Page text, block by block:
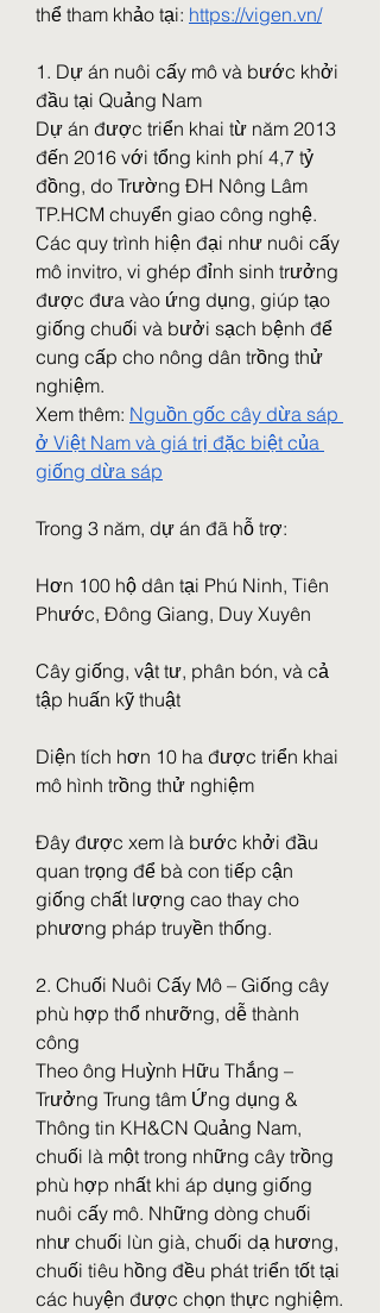
thể tham khảo tại: https://vigen.vn/
1. Dự án nuôi cấy mô và bước khởi
đầu tại Quảng Nam
Dự án được triển khai từ năm 2013
đến 2016 với tổng kinh phí 4,7 tỷ
đồng, do Trường ĐH Nông Lâm
TP.HCM chuyển giao công nghệ.
Các quy trình hiện đại như nuôi cấy
mô invitro, vi ghép đỉnh sinh trưởng
được đưa vào ứng dụng, giúp tạo
giống chuối và bưởi sạch bệnh để
cung cấp cho nông dân trồng thử
nghiệm.
Xem thêm: Nguồn gốc cây dừa sáp
ở Việt Nam và giá trị đặc biệt của
giống dừa sáp
Trong 3 năm, dự án đã hỗ trợ:
Hơn 100 hộ dân tại Phú Ninh, Tiên
Phước, Đông Giang, Duy Xuyên
Cây giống, vật tư, phân bón, và cả
tập huấn kỹ thuật
Diện tích hơn 10 ha được triển khai
mô hình trồng thử nghiệm
Đây được xem là bước khởi đầu
quan trọng để bà con tiếp cận
giống chất lượng cao thay cho
phương pháp truyền thống.
2. Chuối Nuôi Cấy Mô – Giống cây
phù hợp thổ nhưỡng, dễ thành
công
Theo ông Huỳnh Hữu Thắng –
Trưởng Trung tâm Ứng dụng &
Thông tin KH&CN Quảng Nam,
chuối là một trong những cây trồng
phù hợp nhất khi áp dụng giống
nuôi cấy mô. Những dòng chuối
như chuối lùn già, chuối dạ hương,
chuối tiêu hồng đều phát triển tốt tại
các huyện được chọn thực nghiệm.